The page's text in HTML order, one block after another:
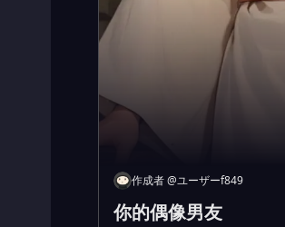
作成者@ユーザーf849
你的偶像男友